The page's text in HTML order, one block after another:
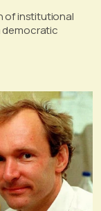
of institutional
democratic